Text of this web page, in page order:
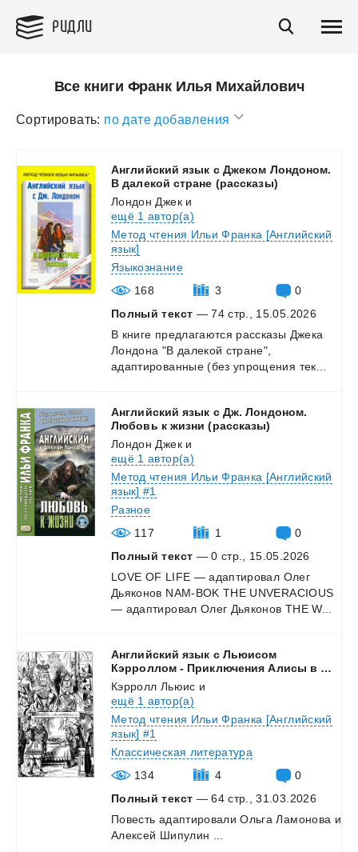
РИДЛИ
Все книги Франк Илья Михайлович
Сортировать: по дате добавления
Английский язык с Джеком Лондоном.
В далекой стране (рассказы)
Лондон Джеки
ещё 1 автор(а)
Метод чтения Ильи Франка [Английский
язык]
Языкознание
168
3
0
Полный текст — 74 стр., 15.05.2026
В книге предлагаются рассказы Джека
Лондона "B далекой стране",
адаптированные (без упрощения тек...
Английский язык с Дж. Лондоном.
Любовь к жизни (рассказы)
Лондон Джеки
ещё 1 автор(а)
Метод чтения Ильи Франка [Английский
язык] #1
Разное
117
1
0
Полный текст — 0 стр., 15.05.2026
LOVE OF LIFE — адаптировал Олег
Дьяконов NAM-BOK THE UNVERACIOUS
— адаптировал Олег Дьяконов THE W...
Английский язык с Льюисом
Кэрроллом - Приключения Алисы в Стране Чудес
Кэрролл Льюис и
ещё 1 автор(а)
Метод чтения Ильи Франка [Английский
язык] #1
Классическая литература
134
4
0
Полный текст — 64 стр., 31.03.2026
Повесть адаптировали Ольга Ламонова и
Алексей Шипулин